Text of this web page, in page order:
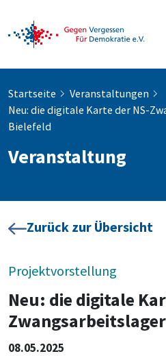
Startseite
Veranstaltungen
Neu: die digitale Karte der NS-
Bielefeld
Veranstaltung
Zurück zur Übersicht
Projektvorstellung
Neu: die digitale
08.05.2025